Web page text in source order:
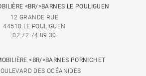
<BR/>BARNES LE POULIGUEN
12 GRANDE RUE
44510 LE POULIGUEN
02 72 74 89 30
<BR/>BARNES PORNICHET
DES OCÉANIDES